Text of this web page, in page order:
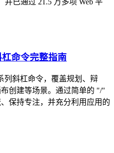
已通过 21.5 万多项 Web 平
命令完整指南
列斜杠命令，覆盖规划、辩
创建等场景。通过简单的 "/"
保持专注，并充分利用应用的